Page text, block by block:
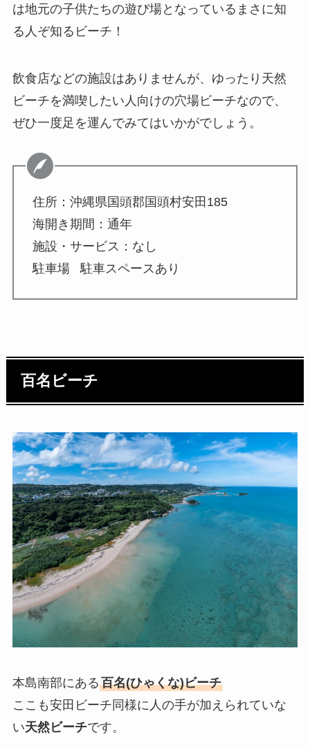
は地元の子供たちの遊び場となっているまさに知
る人ぞ知るビーチ！
飲食店などの施設はありませんが、ゆったり天然
ビーチを満喫したい人向けの穴場ビーチなので、
ぜひ一度足を運んでみてはいかがでしょう。
住所：沖縄県国頭郡国頭村安田185
海開き期間：通年
施設・サービス：なし
駐車場 駐車スペースあり
百名ビーチ
本島南部にある百名(ひゃくな)ビーチ
ここも安田ビーチ同様に人の手が加えられていな
い天然ビーチです。